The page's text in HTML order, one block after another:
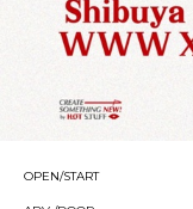
OPEN/START